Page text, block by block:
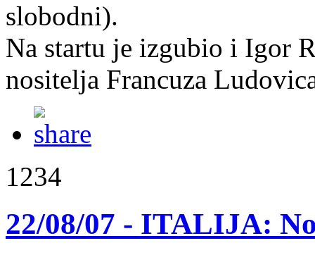
slobodni).
Na startu je izgubio i Igor
nositelja Francuza
1234
22/08/07 - ITALIJA: